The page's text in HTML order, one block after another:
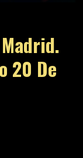
20 De